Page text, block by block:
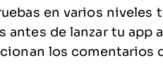
en varios
antes de lanzar tu app
los comentarios